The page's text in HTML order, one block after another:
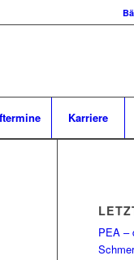
Karriere
PEA –